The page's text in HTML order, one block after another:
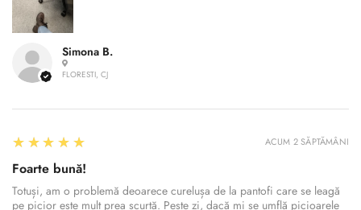
Simona B.
FLORESTI, CJ
5
★★★★★
Foarte bună!
Totuși, am o problemă deoarece curelușa de la pantofi care se leagă
pe picior este mult prea scurtă. Peste zi, dacă mi se umflă picioarele
ACUM 2 SĂPTĂMÂNI